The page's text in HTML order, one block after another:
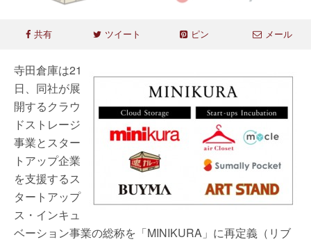
共有 ツイート ピン メール
寺田倉庫は21
日、同社が展
開するクラウ
ドストレージ
事業とスター
トアップ企業
を支援するス
タートアップ
ス・インキュ
ベーション事業の総称を「MINIKURA」に再定義（リブ